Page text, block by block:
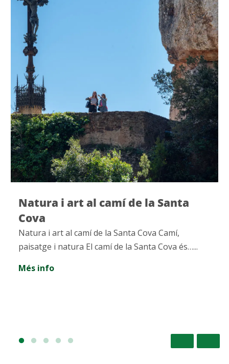
Natura i art al camí de la Santa
Cova
Natura i art al camí de la Santa Cova Camí,
paisatge i natura El camí de la Santa Cova és…...
Més info